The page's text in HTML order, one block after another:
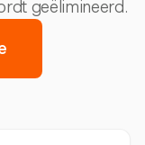
geëlimineerd.